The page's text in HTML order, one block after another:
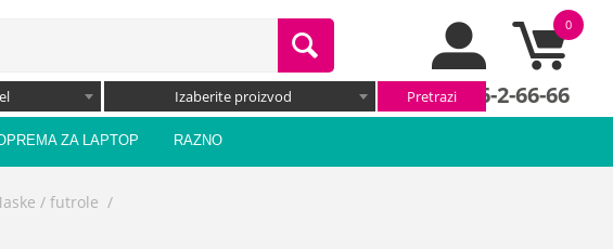
0
066/66-2-66-66
Izaberite proizvod
ZA LAPTOP RAZNO
/ futrole /